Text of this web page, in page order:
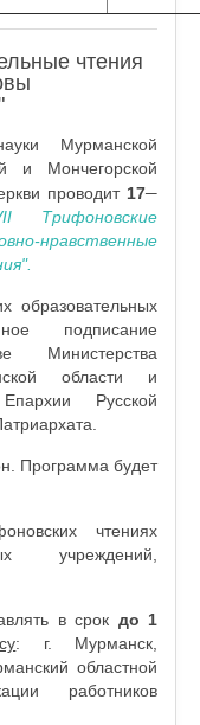
чтения
Мурманской
и Мончегорской
проводит 17–
Трифоновские
нравственные
образовательных
подписание
Министерства
области и
Русской
Программа будет
чтениях
учреждений,
в срок до 1
: г. Мурманск,
областной
работников